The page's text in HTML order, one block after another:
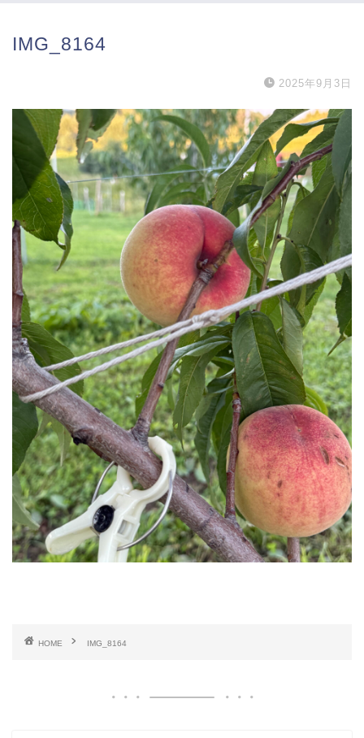
IMG_8164
2025年9月3日
HOME IMG_8164